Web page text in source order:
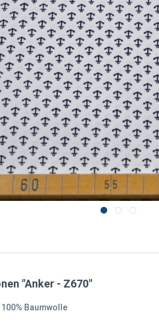
"Anker - Z670"
Baumwolle